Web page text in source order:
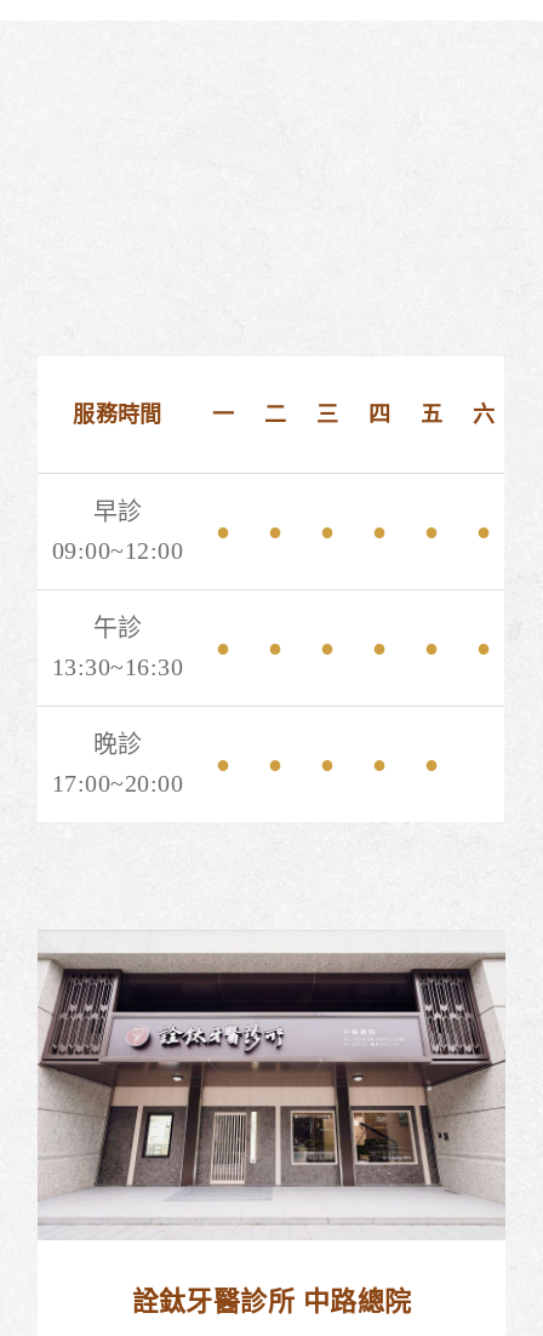
服務時間 一 二 三 四 五 六
早診
09:00~12:00
● ● ● ● ● ●
午診
13:30~16:30
● ● ● ● ● ●
晚診
17:00~20:00
● ● ● ● ●
詮鈦牙醫診所 中路總院